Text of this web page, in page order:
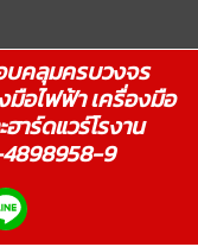
บคลุมครบวงจร
อไฟฟ้า เครื่องมือ
าร์ดแวร์โรงาน
4898958-9